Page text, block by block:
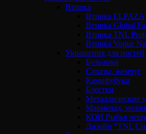
Втирка
Втирка ELPAZA
Втирка Global
Втирка TNL
Втирка Vogue
Украшения для ногтей
Бульонки
Стразы, жемчуг
Камифубуки
Блестки
Металлические
Мармелад,
КОИ Рыбья
Дизайн “TNL